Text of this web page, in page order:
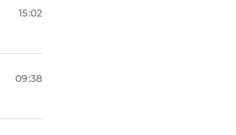
15:02
09:38